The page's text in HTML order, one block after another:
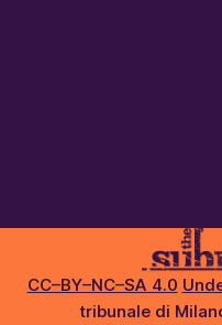
CC–BY–NC–SA 4.0
tribunale di